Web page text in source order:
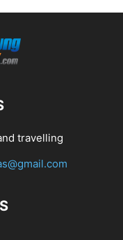
travelling